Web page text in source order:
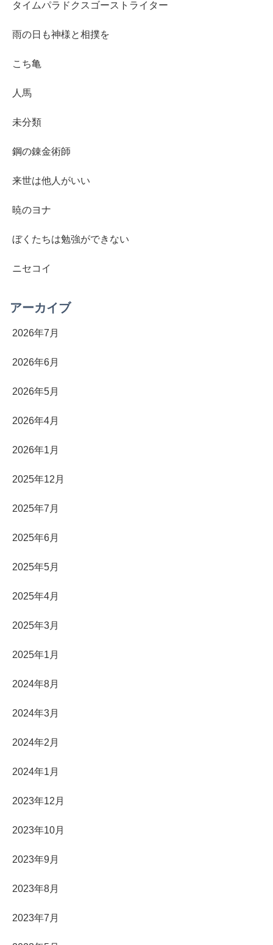
タイムパラドクスゴーストライター
雨の日も神様と相撲を
こち亀
人馬
未分類
鋼の錬金術師
来世は他人がいい
暁のヨナ
ぼくたちは勉強ができない
ニセコイ
アーカイブ
2026年7月
2026年6月
2026年5月
2026年4月
2026年1月
2025年12月
2025年7月
2025年6月
2025年5月
2025年4月
2025年3月
2025年1月
2024年8月
2024年3月
2024年2月
2024年1月
2023年12月
2023年10月
2023年9月
2023年8月
2023年7月